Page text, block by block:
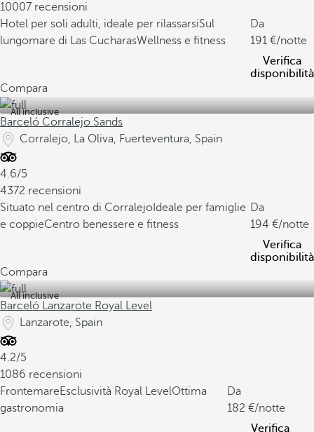
10007 recensioni
Hotel per soli adulti, ideale per rilassarsiSul
lungomare di Las CucharasWellness e fitness
Da
191
/notte
Verifica
disponibilità
Compara
All inclusive
Barceló Corralejo Sands
Corralejo, La Oliva, Fuerteventura, Spain
4.6/5
4372 recensioni
Situato nel centro di Corralejo Ideale per famiglie
e coppieCentro benessere e fitness
Da
194
/notte
Verifica
disponibilità
Compara
All inclusive
Barceló Lanzarote Royal Level
Lanzarote, Spain
4.2/5
1086 recensioni
FrontemareEsclusività Royal LevelOttima
gastronomia
Da
182
/notte
Verifica